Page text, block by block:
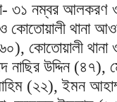
৩১ নম্বর আলকরণ
কোতোয়ালী থানা
কোতোয়ালী থানা
নাছির উদ্দিন (৪৭),
(২২), ইমন